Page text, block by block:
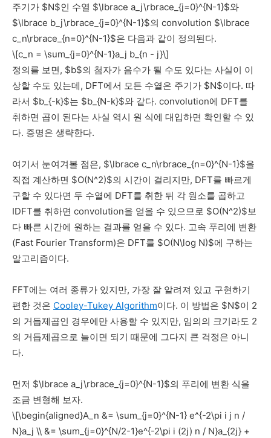
주기가 $N$인 수열 $\lbrace a_j\rbrace_{j=0}^{N-1}$와
$\lbrace b_j\rbrace_{j=0}^{N-1}$의 convolution $\lbrace
c_n\rbrace_{n=0}^{N-1}$은 다음과 같이 정의된다.
\[c_n = \sum_{j=0}^{N-1}a_j b_{n - j}\]
정의를 보면, $b$의 첨자가 음수가 될 수도 있다는 사실이 이
상할 수도 있는데, DFT에서 모든 수열은 주기가 $N$이다. 따
라서 $b_{-k}$는 $b_{N-k}$와 같다. convolution에 DFT를
취하면 곱이 된다는 사실 역시 원 식에 대입하면 확인할 수 있
다. 증명은 생략한다.
여기서 눈여겨볼 점은, $\lbrace c_n\rbrace_{n=0}^{N-1}$을
직접 계산하면 $O(N^2)$의 시간이 걸리지만, DFT를 빠르게
구할 수 있다면 두 수열에 DFT를 취한 뒤 각 원소를 곱하고
IDFT를 취하면 convolution을 얻을 수 있으므로 $O(N^2)$보
다 빠른 시간에 원하는 결과를 얻을 수 있다. 고속 푸리에 변환
(Fast Fourier Transform)은 DFT를 $O(N\log N)$에 구하는
알고리즘이다.
FFT에는 여러 종류가 있지만, 가장 잘 알려져 있고 구현하기
편한 것은 Cooley-Tukey Algorithm이다. 이 방법은 $N$이 2
의 거듭제곱인 경우에만 사용할 수 있지만, 임의의 크기라도 2
의 거듭제곱으로 늘이면 되기 때문에 그다지 큰 걱정은 아니
다.
먼저 $\lbrace a_j\rbrace_{j=0}^{N-1}$의 푸리에 변환 식을
조금 변형해 보자.
\[\begin{aligned}A_n &= \sum_{j=0}^{N-1} e^{-2\pi i j n /
N}a_j \\ &= \sum_{j=0}^{N/2-1}e^{-2\pi i (2j) n / N}a_{2j} +